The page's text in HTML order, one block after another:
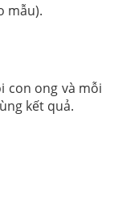
mẫu).
con ong và mỗi
kết quả.